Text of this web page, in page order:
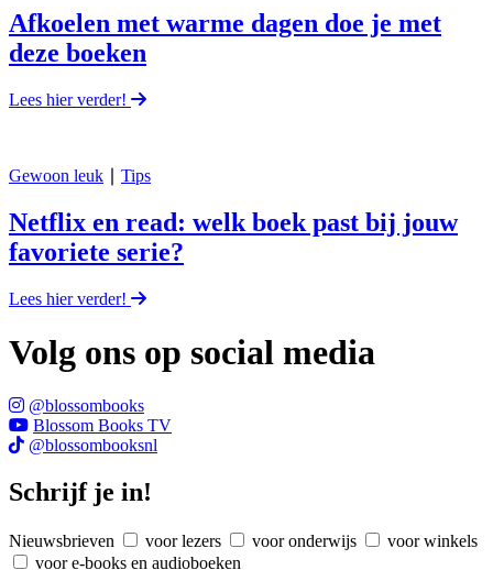
Afkoelen met warme dagen doe je met
deze boeken
Lees hier verder!
Gewoon leuk Tips
Netflix en read: welk boek past bij jouw
favoriete serie?
Lees hier verder!
Volg ons op social media
@blossombooks
Blossom Books TV
@blossombooksnl
Schrijf je in!
Nieuwsbrieven voor lezers voor onderwijs
voor winkels
voor e-books en audioboeken